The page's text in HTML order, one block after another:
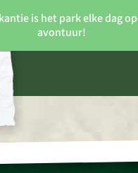
is het park elke dag
avontuur!